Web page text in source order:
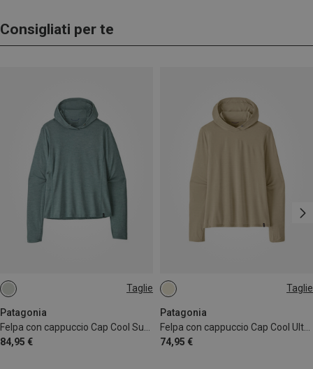
Consigliati per te
Taglie
Patagonia
84,95 €
S Taglie
Patagonia
74,95 €
XS